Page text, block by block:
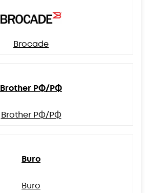
Brocade
Brother РФ/РФ
Brother РФ/РФ
Buro
Buro